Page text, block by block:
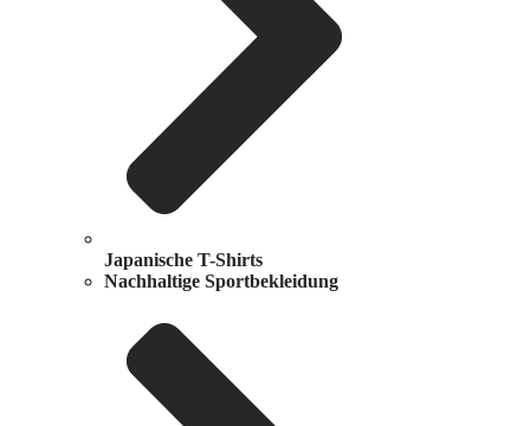
Japanische T-Shirts
Nachhaltige Sportbekleidung